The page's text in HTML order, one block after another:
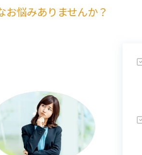
お悩みありませんか？